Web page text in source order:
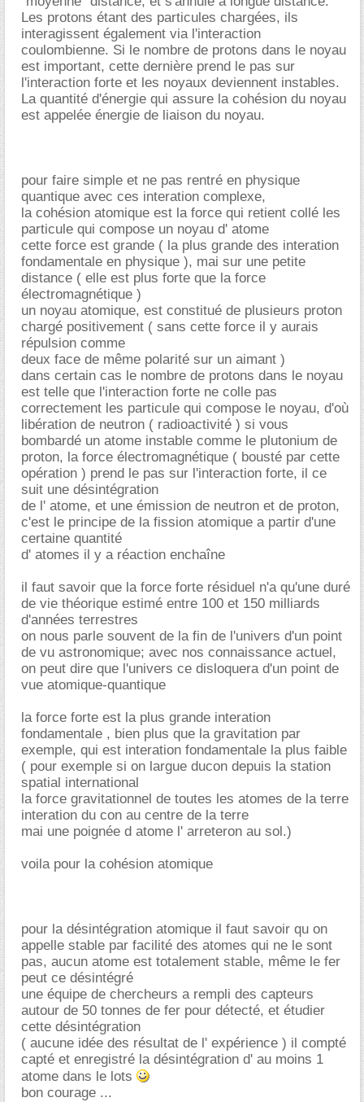
Les protons étant des particules chargées, ils
interagissent également via l'interaction
coulombienne. Si le nombre de protons dans le noyau
est important, cette dernière prend le pas sur
l'interaction forte et les noyaux deviennent instables.
La quantité d'énergie qui assure la cohésion du noyau
est appelée énergie de liaison du noyau.
pour faire simple et ne pas rentré en physique
quantique avec ces interation complexe,
la cohésion atomique est la force qui retient collé les
particule qui compose un noyau d' atome
cette force est grande ( la plus grande des interation
fondamentale en physique ), mai sur une petite
distance ( elle est plus forte que la force
électromagnétique )
un noyau atomique, est constitué de plusieurs proton
chargé positivement ( sans cette force il y aurais
répulsion comme
deux face de même polarité sur un aimant )
dans certain cas le nombre de protons dans le noyau
est telle que l'interaction forte ne colle pas
correctement les particule qui compose le noyau, d'où
libération de neutron ( radioactivité ) si vous
bombardé un atome instable comme le plutonium de
proton, la force électromagnétique ( bousté par cette
opération ) prend le pas sur l'interaction forte, il ce
suit une désintégration
de l' atome, et une émission de neutron et de proton,
c'est le principe de la fission atomique a partir d'une
certaine quantité
d' atomes il y a réaction enchaîne
il faut savoir que la force forte résiduel n'a qu'une duré
de vie théorique estimé entre 100 et 150 milliards
d'années terrestres
on nous parle souvent de la fin de l'univers d'un point
de vu astronomique; avec nos connaissance actuel,
on peut dire que l'univers ce disloquera d'un point de
vue atomique-quantique
la force forte est la plus grande interation
fondamentale , bien plus que la gravitation par
exemple, qui est interation fondamentale la plus faible
( pour exemple si on largue ducon depuis la station
spatial international
la force gravitationnel de toutes les atomes de la terre
interation du con au centre de la terre
mai une poignée d atome l' arreteron au sol.)
voila pour la cohésion atomique
pour la désintégration atomique il faut savoir qu on
appelle stable par facilité des atomes qui ne le sont
pas, aucun atome est totalement stable, même le fer
peut ce désintégré
une équipe de chercheurs a rempli des capteurs
autour de 50 tonnes de fer pour détecté, et étudier
cette désintégration
( aucune idée des résultat de l' expérience ) il compté
capté et enregistré la désintégration d' au moins 1
atome dans le lots
bon courage ...